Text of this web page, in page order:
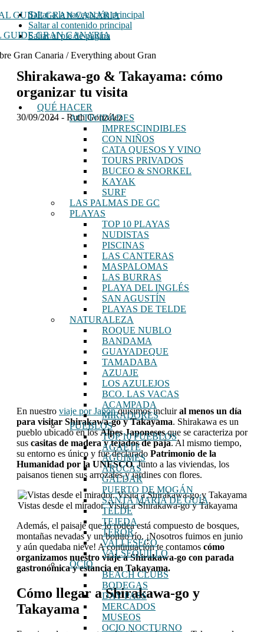
Saltar a la navegación principal
Saltar al contenido principal
Saltar al pie de página
GUIDE GRAN CANARIA
Gran Canaria / Everything about Gran
QUÉ HACER
ACTIVIDADES
IMPRESCINDIBLES
CON NIÑOS
CATA QUESOS Y VINO
TOURS PRIVADOS
BUCEO & SNORKEL
KAYAK
SURF
LAS PALMAS DE GC
PLAYAS
TOP 10 PLAYAS
NUDISTAS
PISCINAS
LAS CANTERAS
MASPALOMAS
LAS BURRAS
PLAYA DEL INGLÉS
SAN AGUSTÍN
PLAYAS DE TELDE
NATURALEZA
ROQUE NUBLO
BANDAMA
GUAYADEQUE
TAMADABA
AZUAJE
LOS AZULEJOS
BCO. LAS VACAS
ACAMPADA
MIRADORES
PUEBLOS
TOP 10 PUEBLOS
AGAETE
AGÜIMES
ARUCAS
GÁLDAR
PUERTO DE MOGÁN
SANTA MARÍA DE GUÍA
TELDE
TEJEDA
TEROR
VALLESECO
VALSEQUILLO
OCIO
BEACH CLUBS
BODEGAS
DAY PASS
MERCADOS
MUSEOS
OCIO NOCTURNO
Shirakawa-go & Takayama: cómo
organizar tu visita
30/09/2024 - Ruth González
En nuestro viaje por Japónquisimos incluiral menos un día
para visitar Shirakawa-go y Takayama. Shirakawa es un
pueblo ubicado en losAlpes Japonesesque se caracteriza por
sus casitas de madera y tejados de paja. Al mismo tiempo,
su entorno es único y fue declarado Patrimonio de la
Humanidad por la UNESCO. Junto a las viviendas, los
paisanos tienen sus arrozales y jardines con flores.
Vistas desde el mirador. Visita a Shirakawa-go y Takayama
Además, el paisaje que lo rodea está compuesto de bosques,
montañas nevadas y un bonito río. ¡Nosotros fuimos en junio
y aún quedaba nieve! A continuación te contamos cómo
organizamos nuestro viaje a Shirakawa-go con parada
gastronómica y estancia en Takayama.
Cómo llegar a Shirakawa-go y
Takayama